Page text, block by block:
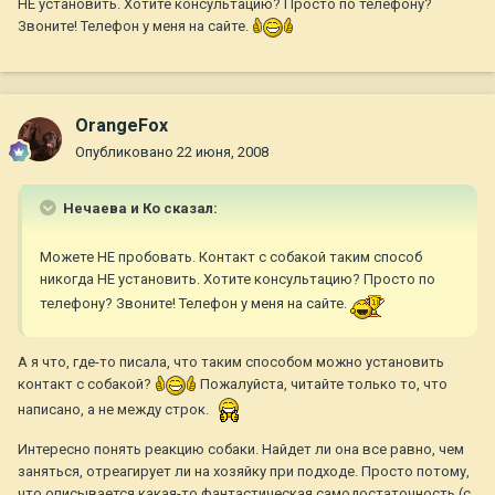
НЕ установить. Хотите консультацию? Просто по телефону?
Звоните! Телефон у меня на сайте.
OrangeFox
Опубликовано 22 июня, 2008
Нечаева и Ко сказал:
Можете НЕ пробовать. Контакт с собакой таким способ
никогда НЕ установить. Хотите консультацию? Просто по
телефону? Звоните! Телефон у меня на сайте.
А я что, где-то писала, что таким способом можно установить
контакт с собакой?
Пожалуйста, читайте только то, что
написано, а не между строк.
Интересно понять реакцию собаки. Найдет ли она все равно, чем
заняться, отреагирует ли на хозяйку при подходе. Просто потому,